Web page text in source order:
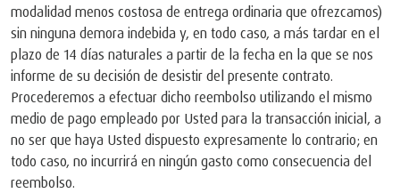
modalidad menos costosa de entrega ordinaria que ofrezcamos)
sin ninguna demora indebida y, en todo caso, a más tardar en el
plazo de 14 días naturales a partir de la fecha en la que se nos
informe de su decisión de desistir del presente contrato.
Procederemos a efectuar dicho reembolso utilizando el mismo
medio de pago empleado por Usted para la transacción inicial, a
no ser que haya Usted dispuesto expresamente lo contrario; en
todo caso, no incurrirá en ningún gasto como consecuencia del
reembolso.